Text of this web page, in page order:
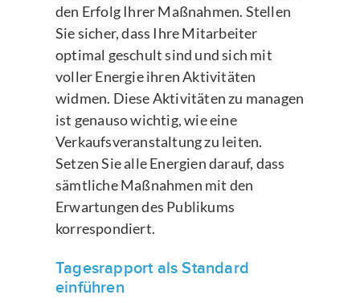
den Erfolg Ihrer Maßnahmen. Stellen
Sie sicher, dass Ihre Mitarbeiter
optimal geschult sind und sich mit
voller Energie ihren Aktivitäten
widmen. Diese Aktivitäten zu managen
ist genauso wichtig, wie eine
Verkaufsveranstaltung zu leiten.
Setzen Sie alle Energien darauf, dass
sämtliche Maßnahmen mit den
Erwartungen des Publikums
korrespondiert.
Tagesrapport als Standard
einführen